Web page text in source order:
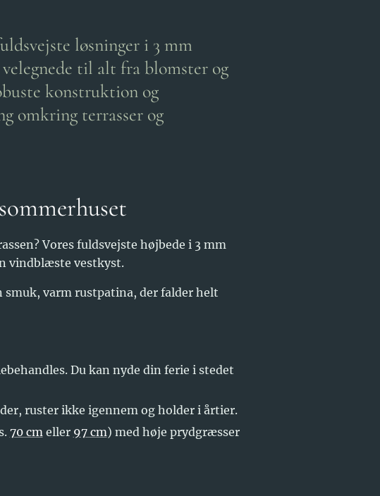
løsninger i 3 mm
til alt fra blomster og
konstruktion og
omkring terrasser og
Vores fuldsvejste højbede i 3 mm
vindblæste vestkyst.
varm rustpatina, der falder helt
Du kan nyde din ferie i stedet
ruster ikke igennem og holder i årtier.
70 cmeller 97 cm) med høje prydgræsser